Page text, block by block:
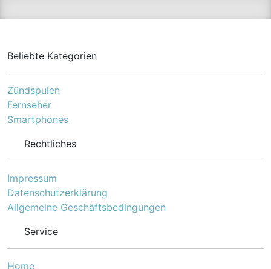
meisten gefragt sind.
Beliebte Kategorien
Zündspulen
Fernseher
Smartphones
Rechtliches
Impressum
Datenschutzerklärung
Allgemeine Geschäftsbedingungen
Service
Home